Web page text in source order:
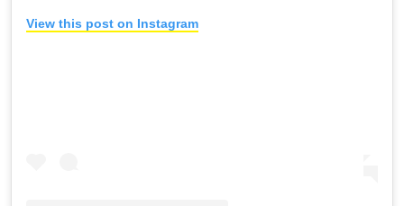
View this post on Instagram